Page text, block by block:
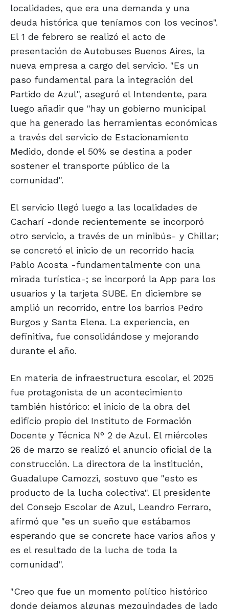
localidades, que era una demanda y una
deuda histórica que teníamos con los vecinos".
El 1 de febrero se realizó el acto de
presentación de Autobuses Buenos Aires, la
nueva empresa a cargo del servicio. "Es un
paso fundamental para la integración del
Partido de Azul", aseguró el Intendente, para
luego añadir que "hay un gobierno municipal
que ha generado las herramientas económicas
a través del servicio de Estacionamiento
Medido, donde el 50% se destina a poder
sostener el transporte público de la
comunidad".
El servicio llegó luego a las localidades de
Cacharí -donde recientemente se incorporó
otro servicio, a través de un minibús- y Chillar;
se concretó el inicio de un recorrido hacia
Pablo Acosta -fundamentalmente con una
mirada turística-; se incorporó la App para los
usuarios y la tarjeta SUBE. En diciembre se
amplió un recorrido, entre los barrios Pedro
Burgos y Santa Elena. La experiencia, en
definitiva, fue consolidándose y mejorando
durante el año.
En materia de infraestructura escolar, el 2025
fue protagonista de un acontecimiento
también histórico: el inicio de la obra del
edificio propio del Instituto de Formación
Docente y Técnica N° 2 de Azul. El miércoles
26 de marzo se realizó el anuncio oficial de la
construcción. La directora de la institución,
Guadalupe Camozzi, sostuvo que "esto es
producto de la lucha colectiva". El presidente
del Consejo Escolar de Azul, Leandro Ferraro,
afirmó que "es un sueño que estábamos
esperando que se concrete hace varios años y
es el resultado de la lucha de toda la
comunidad".
"Creo que fue un momento político histórico
donde dejamos algunas mezquindades de lado